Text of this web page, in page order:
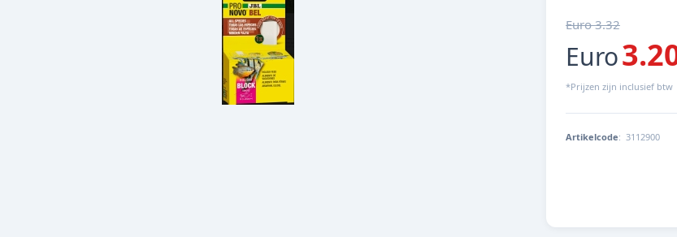
Euro 3.32
Euro
*Prijzen zijn inclusief btw
Artikelcode: 3112900